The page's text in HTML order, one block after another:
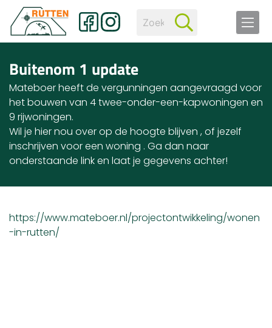
Buitenom 1 update
Mateboer heeft de vergunningen aangevraagd voor
het bouwen van 4 twee-onder-een-kapwoningen en
9 rijwoningen.
Wil je hier nou over op de hoogte blijven , of jezelf
inschrijven voor een woning . Ga dan naar
onderstaande link en laat je gegevens achter!
https://www.mateboer.nl/projectontwikkeling/wonen
-in-rutten/